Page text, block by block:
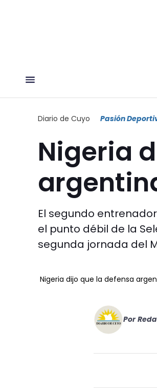
Diario de Cuyo Pasión
Nigeria
El segundo
el punto débil de la
segunda jornada del
Nigeria dijo que la defensa
Por